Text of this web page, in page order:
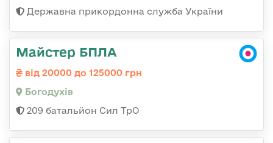
Державна прикордонна служба України
Майстер БПЛА
від 20000 до 125000 грн
Богодухів
209 батальйон Сил ТрО